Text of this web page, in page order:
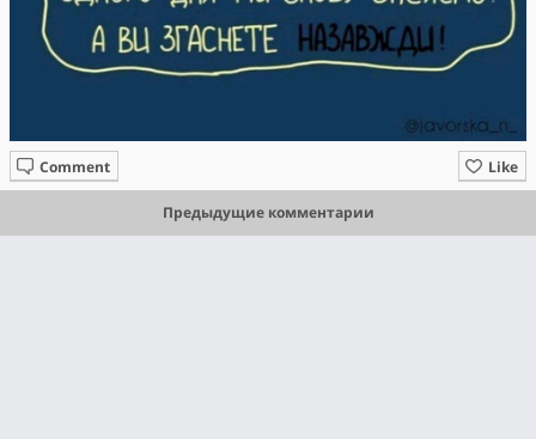
Like
Comment
Предыдущие комментарии